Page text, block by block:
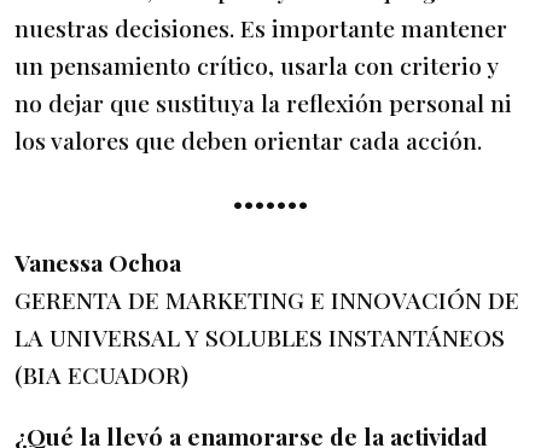
nuestras decisiones. Es importante mantener
un pensamiento crítico, usarla con criterio y
no dejar que sustituya la reflexión personal ni
los valores que deben orientar cada acción.
•••••••
Vanessa Ochoa
GERENTA DE MARKETING E INNOVACIÓN DE
LA UNIVERSAL Y SOLUBLES INSTANTÁNEOS
(BIA ECUADOR)
¿Qué la llevó a enamorarse de la actividad